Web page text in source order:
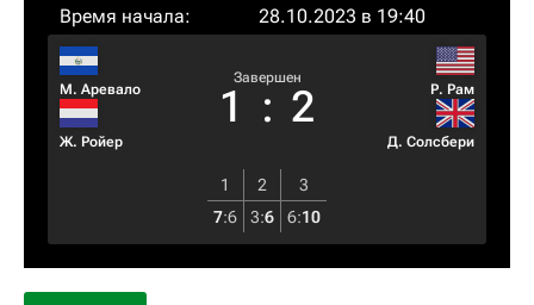
Время начала:
28.10.2023 в 19:40
М. Аревало
Ж. Ройер
Завершен
1 : 2 Р. Рам
Д. Солсбери
1 2
3
7:6 3:6 6:10